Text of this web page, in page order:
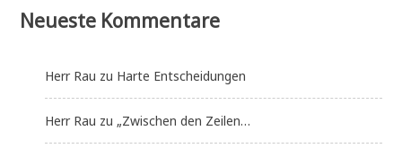
Neueste Kommentare
Herr Rau zu Harte Entscheidungen
Herr Rau zu „Zwischen den Zeilen…